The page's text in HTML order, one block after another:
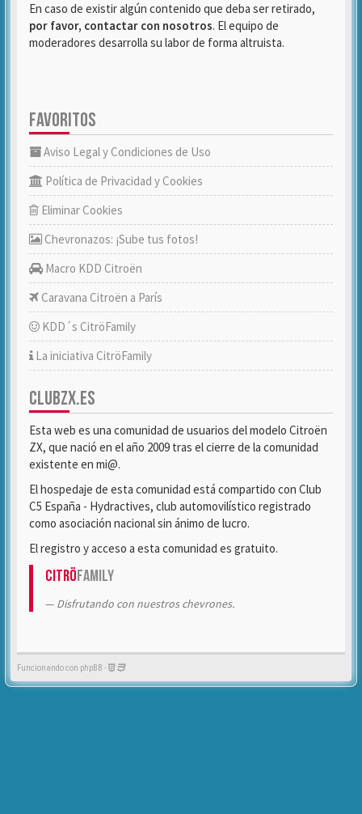
En caso de existir algún contenido que deba ser retirado,
por favor, contactar con nosotros. El equipo de
moderadores desarrolla su labor de forma altruista.
FAVORITOS
Aviso Legal y Condiciones de Uso
Política de Privacidad y Cookies
Eliminar Cookies
Chevronazos: ¡Sube tus fotos!
Macro KDD Citroën
Caravana Citroën a París
KDD´s CitröFamily
La iniciativa CitröFamily
CLUBZX.ES
Esta web es una comunidad de usuarios del modelo Citroën
ZX, que nació en el año 2009 tras el cierre de la comunidad
existente en mi@.
El hospedaje de esta comunidad está compartido con Club
C5 España - Hydractives, club automovilístico registrado
como asociación nacional sin ánimo de lucro.
El registro y acceso a esta comunidad es gratuito.
CitröFamily
Disfrutando con nuestros chevrones.
Funcionando con phpBB -